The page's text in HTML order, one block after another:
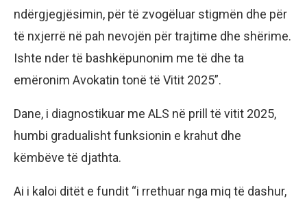
ndërgjegjësimin, për të zvogëluar stigmën dhe për
të nxjerrë në pah nevojën për trajtime dhe shërime.
Ishte nder të bashkëpunonim me të dhe ta
emëronim Avokatin tonë të Vitit 2025”.
Dane, i diagnostikuar me ALS në prill të vitit 2025,
humbi gradualisht funksionin e krahut dhe
këmbëve të djathta.
Ai i kaloi ditët e fundit “i rrethuar nga miq të dashur,